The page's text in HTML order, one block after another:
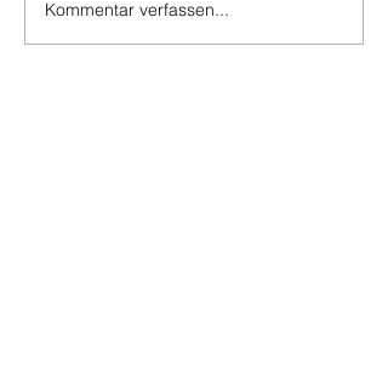
Kommentar verfassen...